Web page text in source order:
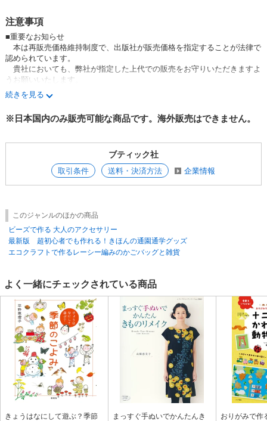
注意事項
■重要なお知らせ
本は再販売価格維持制度で、出版社が販売価格を指定することが法律で
認められています。
貴社においても、弊社が指定した上代での販売をお守りいただきますよ
うお願いいたします。
万が一、お守りいただけない場合はお取引を中止させていただきます。
予めご了承ください。
続きを見る
※日本国内のみ販売可能な商品です。海外販売はできません。
ブティック社
取引条件 送料・決済方法 企業情報
このジャンルのほかの商品
ビーズで作る 大人のアクセサリー
最新版 超初心者でも作れる！きほんの通園通学グッズ
エコクラフトで作るレーシー編みのかごバッグと雑貨
よく一緒にチェックされている商品
きょうはなにして遊ぶ？季節
まっすぐ手ぬいでかんたんき
おりがみで